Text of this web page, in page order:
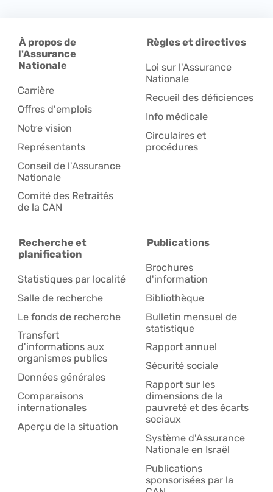
À propos de
l'Assurance
Nationale
Carrière
Offres d'emplois
Notre vision
Représentants
Conseil de l'Assurance
Nationale
Comité des Retraités
de la CAN
Règles et directives
Loi sur l'Assurance
Nationale
Recueil des déficiences
Info médicale
Circulaires et
procédures
Recherche et
planification
Statistiques par localité
Salle de recherche
Le fonds de recherche
Transfert
d'informations aux
organismes publics
Données générales
Comparaisons
internationales
Aperçu de la situation
Publications
Brochures
d'information
Bibliothèque
Bulletin mensuel de
statistique
Rapport annuel
Sécurité sociale
Rapport sur les
dimensions de la
pauvreté et des écarts
sociaux
Système d'Assurance
Nationale en Israël
Publications
sponsorisées par la